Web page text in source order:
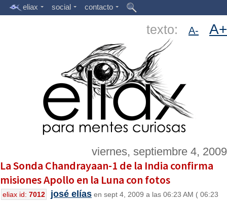
eliax social contacto
texto: A- A+
viernes, septiembre 4, 2009
La Sonda Chandrayaan-1 de la India confirma
misiones Apollo en la Luna con fotos
eliax id: 7012 josé elías en sept 4, 2009 a las 06:23 AM ( 06:23